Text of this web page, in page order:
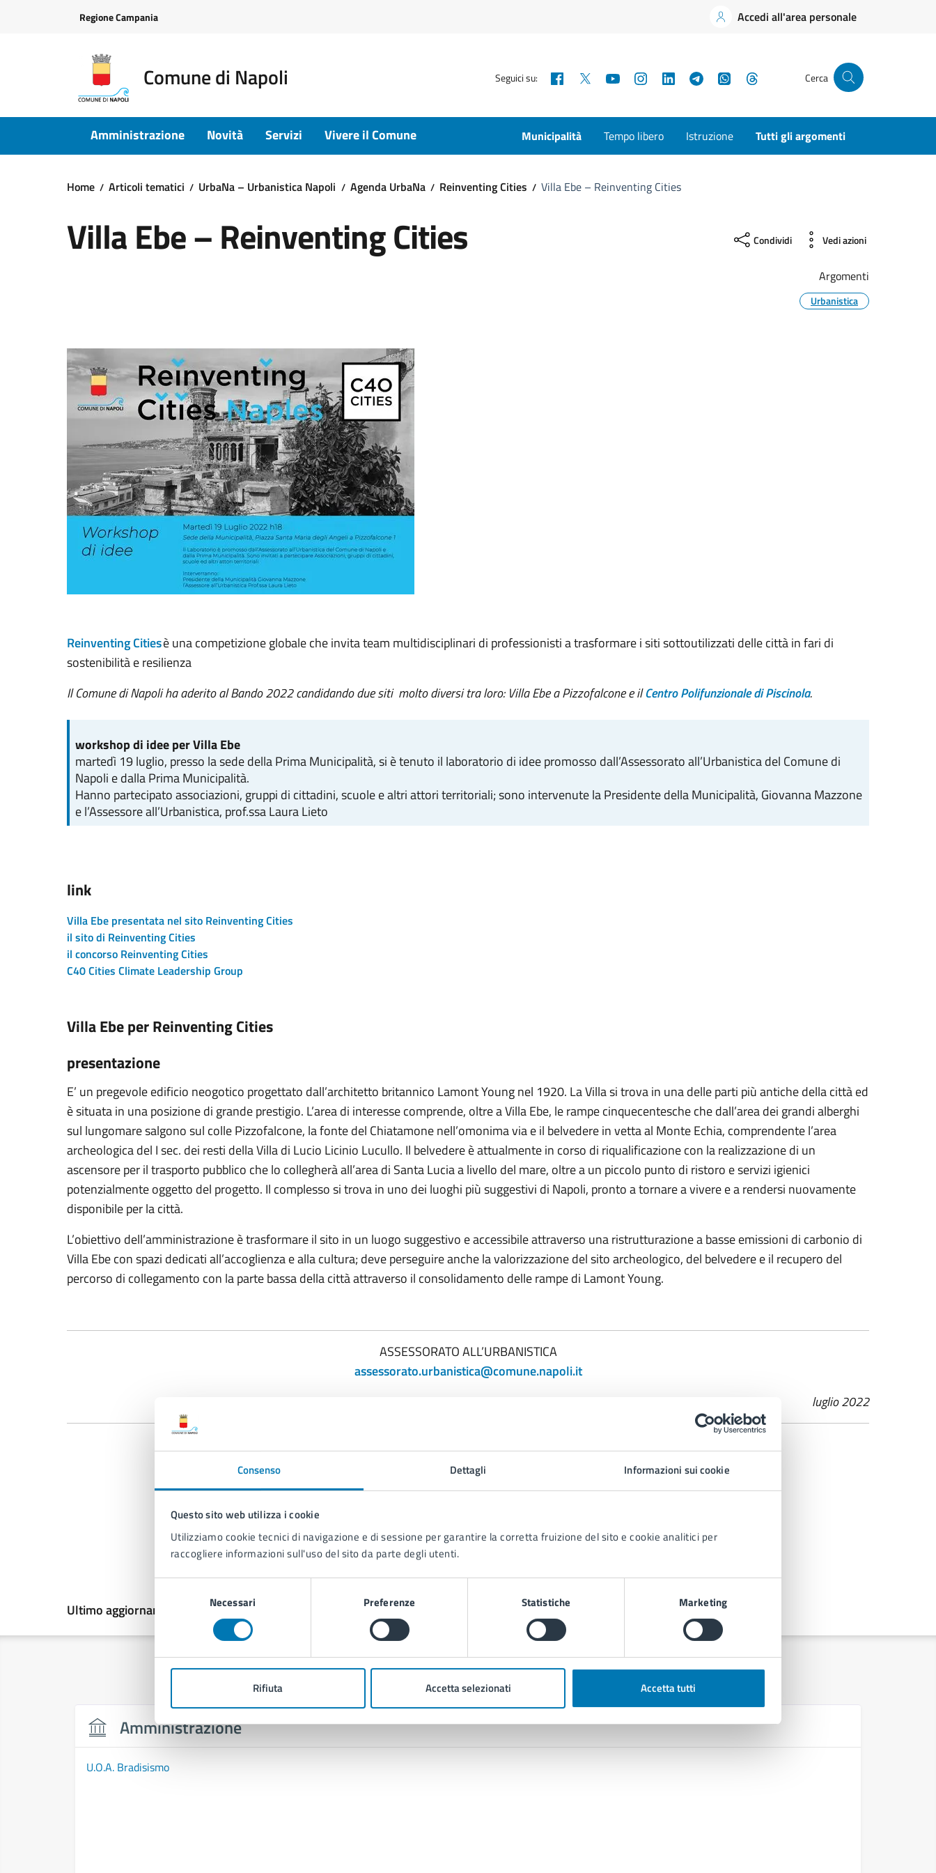
Consenso Dettagli Informazioni sui cookie
Questo sito web utilizza i cookie
Utilizziamo cookie tecnici di navigazione e di sessione per garantire la corretta fruizione del sito e cookie analitici per
raccogliere informazioni sull'uso del sito da parte degli utenti.
consenso
Necessari Preferenze Statistiche Marketing
Rifiuta Accetta selezionati Accetta tutti
Regione Campania Accedi all'area personale
Comune di Napoli Seguici su: Facebook YouTubeInstagramLinkedInTelegramWhatsApp Cerca
Amministrazione Novità Servizi Vivere il Comune Municipalità Tempo libero Istruzione Tutti gli argomenti
Home Articoli tematici UrbaNa – Urbanistica Napoli Agenda UrbaNa Reinventing Cities Villa Ebe – Reinventing Cities
Villa Ebe – Reinventing Cities Condividi Vedi azioni
Argomenti
Urbanistica
Reinventing Citiesè una competizione globale che invita team multidisciplinari di professionisti a trasformare i siti sottoutilizzati delle città in fari di
sostenibilità e resilienza
Il Comune di Napoli ha aderito al Bando 2022 candidando due siti molto diversi tra loro: Villa Ebe a Pizzofalcone e ilCentro Polifunzionale di Piscinola.
workshop di idee per Villa Ebe
martedì 19 luglio, presso la sede della Prima Municipalità, si è tenuto il laboratorio di idee promosso dall’Assessorato all’Urbanistica del Comune di
Napoli e dalla Prima Municipalità.
Hanno partecipato associazioni, gruppi di cittadini, scuole e altri attori territoriali; sono intervenute la Presidente della Municipalità, Giovanna Mazzone
e l’Assessore all’Urbanistica, prof.ssa Laura Lieto
link
Villa Ebe presentata nel sito Reinventing Cities
il sito di Reinventing Cities
il concorso Reinventing Cities
C40 Cities Climate Leadership Group
Villa Ebe per Reinventing Cities
presentazione
E’ un pregevole edificio neogotico progettato dall’architetto britannico Lamont Young nel 1920. La Villa si trova in una delle parti più antiche della città ed
è situata in una posizione di grande prestigio. L’area di interesse comprende, oltre a Villa Ebe, le rampe cinquecentesche che dall’area dei grandi alberghi
sul lungomare salgono sul colle Pizzofalcone, la fonte del Chiatamone nell’omonima via e il belvedere in vetta al Monte Echia, comprendente l’area
archeologica del I sec. dei resti della Villa di Lucio Licinio Lucullo. Il belvedere è attualmente in corso di riqualificazione con la realizzazione di un
ascensore per il trasporto pubblico che lo collegherà all’area di Santa Lucia a livello del mare, oltre a un piccolo punto di ristoro e servizi igienici
potenzialmente oggetto del progetto. Il complesso si trova in uno dei luoghi più suggestivi di Napoli, pronto a tornare a vivere e a rendersi nuovamente
disponibile per la città.
L’obiettivo dell’amministrazione è trasformare il sito in un luogo suggestivo e accessibile attraverso una ristrutturazione a basse emissioni di carbonio di
Villa Ebe con spazi dedicati all’accoglienza e alla cultura; deve perseguire anche la valorizzazione del sito archeologico, del belvedere e il recupero del
percorso di collegamento con la parte bassa della città attraverso il consolidamento delle rampe di Lamont Young.
ASSESSORATO ALL’URBANISTICA
assessorato.urbanistica@comune.napoli.it
luglio 2022
UrbaNa
Ultimo aggiornamento: 11/06/2025, 10:03
Contenuti correlati
Amministrazione
U.O.A. Bradisismo